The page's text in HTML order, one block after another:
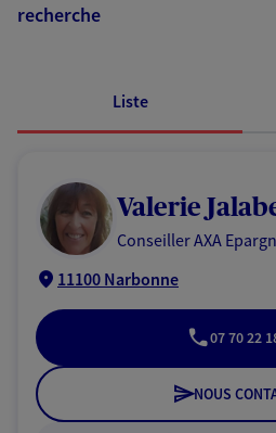
recherche
Liste
Valerie
Conseiller AXA
11100 Narbonne
07 70 22
NOUS